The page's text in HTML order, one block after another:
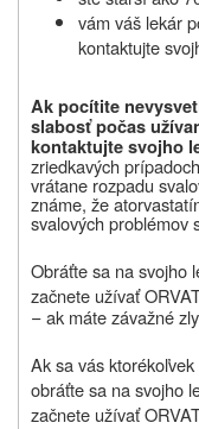
vám váš lekár
kontaktujte
Ak pocítite
slabosť počas
kontaktujte svojho
zriedkavých
vrátane rozpadu
známe, že
svalových problémov
Obráťte sa na svojho
začnete užívať
−ak máte závažné
Ak sa vás
obráťte sa na svojho
začnete užívať